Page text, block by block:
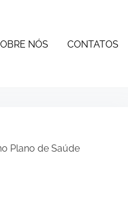
NÓS CONTATOS
Plano de Saúde